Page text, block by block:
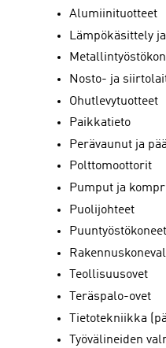
Alumiinituotteet
Lämpökäsittely
Nosto- ja
Ohutlevytuotteet
Paikkatieto
Perävaunut ja
Polttomoottorit
Pumput ja
Puolijohteet
Teollisuusovet
Teräspalo-ovet
Tietotekniikka
Työvälineiden